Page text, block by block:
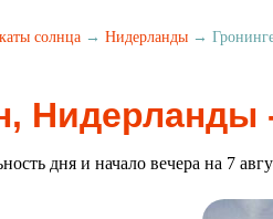
солнца → Нидерланды →
Нидерланды
дня и начало вечера на 7